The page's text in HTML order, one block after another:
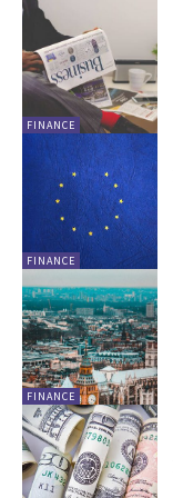
FINANCE
FINANCE
FINANCE